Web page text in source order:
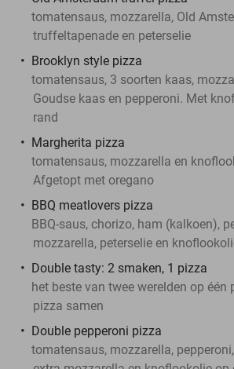
tomatensaus, mozzarella, Old
truffeltapenade en peterselie
Brooklyn style pizza
tomatensaus, 3 soorten kaas,
Goudse kaas en pepperoni. Met
rand
Margherita pizza
tomatensaus, mozzarella en
Afgetopt met oregano
BBQ meatlovers pizza
BBQ-saus, chorizo, ham (kalkoen),
mozzarella, peterselie en
Double tasty: 2 smaken, 1 pizza
het beste van twee werelden op één
pizza samen
Double pepperoni pizza
tomatensaus, mozzarella,